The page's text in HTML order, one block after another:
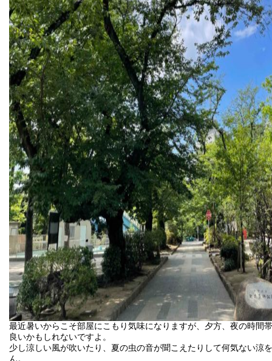
最近暑いからこそ部屋にこもり気味になりますが、夕方、夜の時間
良いかもしれないですよ。
少し涼しい風が吹いたり、夏の虫の音が聞こえたりして何気ない涼
ん。